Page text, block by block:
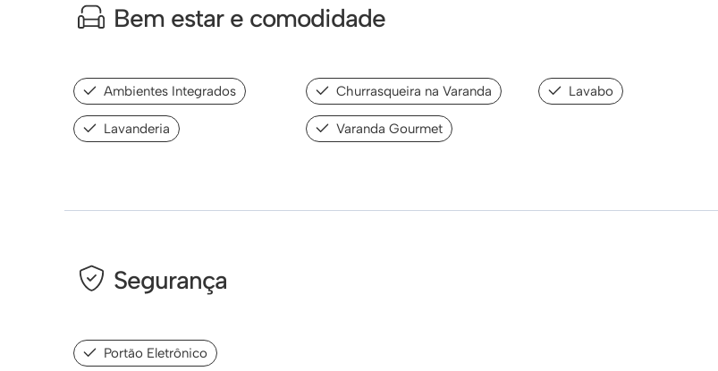
Bem estar e comodidade
Ambientes Integrados Churrasqueira na Varanda Lavabo
Lavanderia Varanda Gourmet
Segurança
Portão Eletrônico